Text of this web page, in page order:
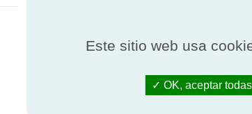
Este sitio web usa
OK, aceptar todas